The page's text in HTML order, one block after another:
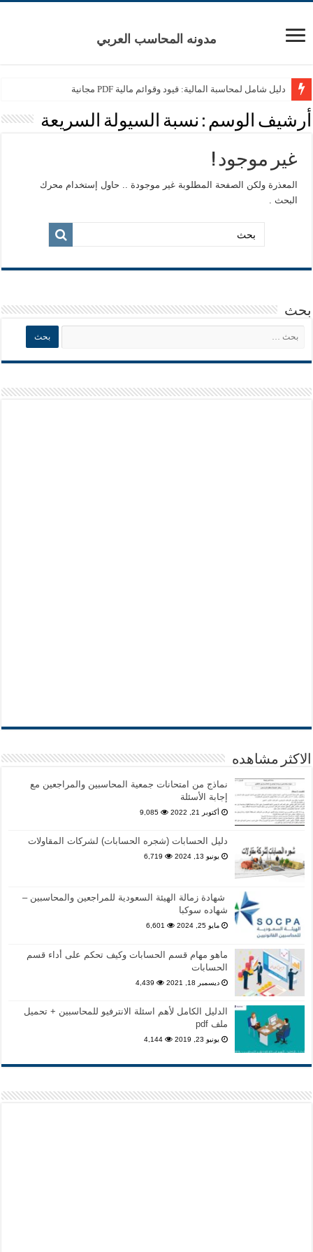
مدونه المحاسب العربي
دليل شامل لمحاسبة المالية: قيود وقوائم مالية PDF مجانية
أرشيف الوسم : نسبة السيولة السريعة
غير موجود !
المعذرة ولكن الصفحة المطلوبة غير موجودة .. حاول إستخدام محرك
البحث .
بحث
الاكثر مشاهده
نماذج من امتحانات جمعية المحاسبين والمراجعين مع
إجابة الأسئلة
أكتوبر 21, 2022 9,085
دليل الحسابات (شجره الحسابات) لشركات المقاولات
يونيو 13, 2024 6,719
شهادة زمالة الهيئة السعودية للمراجعين والمحاسبين –
شهاده سوكبا
مايو 25, 2024 6,601
ماهو مهام قسم الحسابات وكيف تحكم على أداء قسم
الحسابات
ديسمبر 18, 2021 4,439
الدليل الكامل لأهم اسئلة الانترفيو للمحاسبين + تحميل
ملف pdf
يونيو 23, 2019 4,144